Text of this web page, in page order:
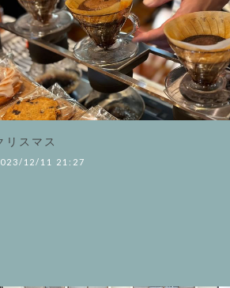
リスマス
12/11 21:27